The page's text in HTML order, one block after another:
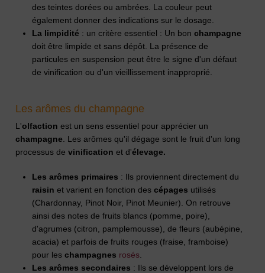
des teintes dorées ou ambrées. La couleur peut
également donner des indications sur le dosage.
La limpidité : un critère essentiel : Un bonchampagne
doit être limpide et sans dépôt. La présence de
particules en suspension peut être le signe d'un défaut
de vinification ou d'un vieillissement inapproprié.
Les arômes du champagne
L'olfaction est un sens essentiel pour apprécier un
champagne. Les arômes qu'il dégage sont le fruit d'un long
processus devinification et d'élevage.
Les arômes primaires : Ils proviennent directement du
raisin et varient en fonction descépages utilisés
(Chardonnay, Pinot Noir, Pinot Meunier). On retrouve
ainsi des notes de fruits blancs (pomme, poire),
d'agrumes (citron, pamplemousse), de fleurs (aubépine,
acacia) et parfois de fruits rouges (fraise, framboise)
pour leschampagnes rosés
Les arômes secondaires : Ils se développent lors de